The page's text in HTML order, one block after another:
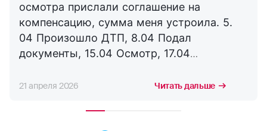
осмотра прислали соглашение на
компенсацию, сумма меня устроила. 5.
04 Произошло ДТП, 8.04 Подал
документы, 15.04 Осмотр, 17.04
сотрудничать с компанией дальше,
21 апреля 2026 Читать дальше